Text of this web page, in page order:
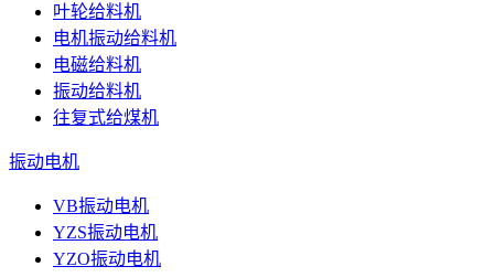
叶轮给料机
电机振动给料机
电磁给料机
振动给料机
往复式给煤机
振动电机
VB振动电机
YZS振动电机
YZO振动电机